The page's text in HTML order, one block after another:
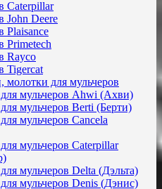
Caterpillar
John Deere
Plaisance
Primetech
Rayco
Tigercat
молотки для мульчеров
мульчеров Ahwi (Ахви)
мульчеров Berti (Берти)
мульчеров Cancela
мульчеров Caterpillar
мульчеров Delta (Дэльта)
мульчеров Denis (Дэнис)